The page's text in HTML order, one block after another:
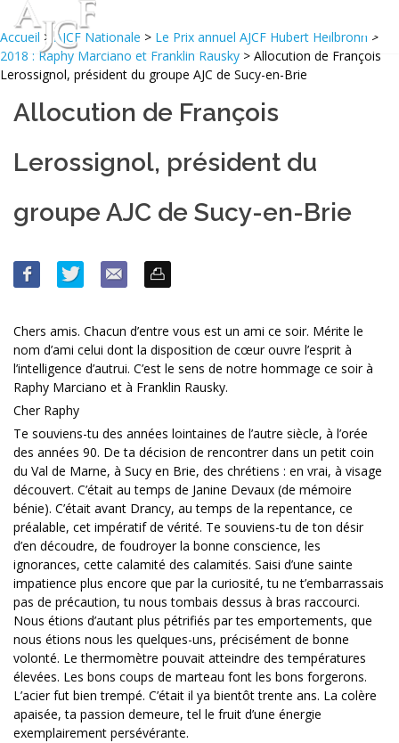
Accueil >AJCF Nationale > Le Prix annuel AJCF Hubert Heilbronn >
2018 : Raphy Marciano et Franklin Rausky > Allocution de François
Lerossignol, président du groupe AJC de Sucy-en-Brie
Allocution de François
Lerossignol, président du
groupe AJC de Sucy-en-Brie
Chers amis. Chacun d’entre vous est un ami ce soir. Mérite le
nom d’ami celui dont la disposition de cœur ouvre l’esprit à
l’intelligence d’autrui. C’est le sens de notre hommage ce soir à
Raphy Marciano et à Franklin Rausky.
Cher Raphy
Te souviens-tu des années lointaines de l’autre siècle, à l’orée
des années 90. De ta décision de rencontrer dans un petit coin
du Val de Marne, à Sucy en Brie, des chrétiens : en vrai, à visage
découvert. C’était au temps de Janine Devaux (de mémoire
bénie). C’était avant Drancy, au temps de la repentance, ce
préalable, cet impératif de vérité. Te souviens-tu de ton désir
d’en découdre, de foudroyer la bonne conscience, les
ignorances, cette calamité des calamités. Saisi d’une sainte
impatience plus encore que par la curiosité, tu ne t’embarrassais
pas de précaution, tu nous tombais dessus à bras raccourci.
Nous étions d’autant plus pétrifiés par tes emportements, que
nous étions nous les quelques-uns, précisément de bonne
volonté. Le thermomètre pouvait atteindre des températures
élevées. Les bons coups de marteau font les bons forgerons.
L’acier fut bien trempé. C’était il ya bientôt trente ans. La colère
apaisée, ta passion demeure, tel le fruit d’une énergie
exemplairement persévérante.